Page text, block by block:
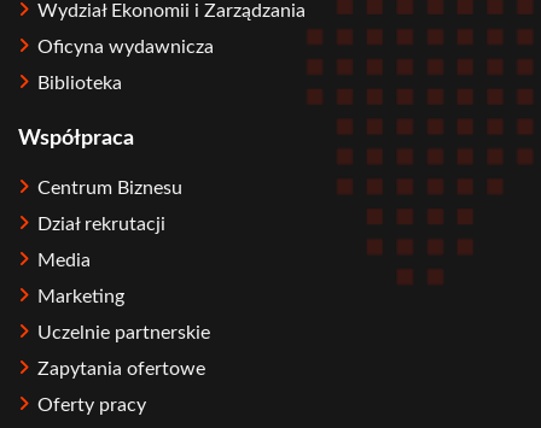
Wydział Ekonomii i Zarządzania
Oficyna wydawnicza
Biblioteka
Współpraca
Centrum Biznesu
Dział rekrutacji
Media
Marketing
Uczelnie partnerskie
Zapytania ofertowe
Oferty pracy